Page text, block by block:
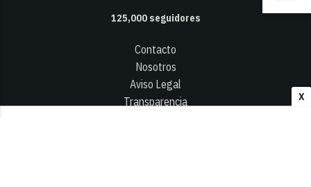
X
125,000seguidores
Contacto
Nosotros
Aviso Legal
Transparencia